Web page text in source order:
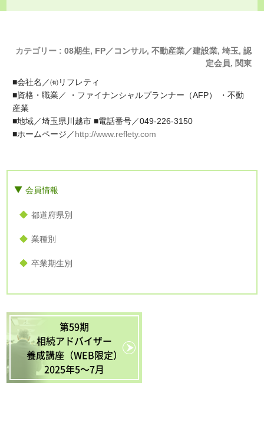
カテゴリー : 08期生, FP／コンサル, 不動産業／建設業, 埼玉, 認
定会員, 関東
■会社名／㈲リフレティ
■資格・職業／ ・ファイナンシャルプランナー（AFP） ・不動
産業
■地域／埼玉県川越市 ■電話番号／049-226-3150
■ホームページ／http://www.reflety.com
会員情報
都道府県別
業種別
卒業期生別
第59期
相続アドバイザー
養成講座（WEB限定）
2025年5〜7月